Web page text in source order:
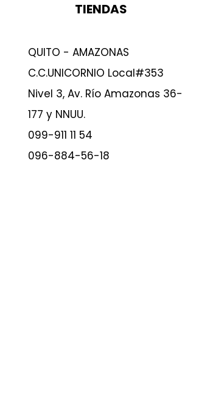
TIENDAS
QUITO - AMAZONAS
C.C.UNICORNIO Local#353
Nivel 3, Av. Río Amazonas 36-
177 y NNUU.
099-911 11 54
096-884-56-18